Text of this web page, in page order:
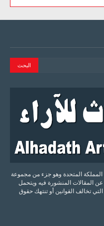
الحدث للآراء تأسس عام ٢٠١٧ في المملكة المتحدة وهو جزء من مجموعة
عن المقالات المنشورة فيه ويتحمل
تخالف القوانين أو تنتهك حقوق